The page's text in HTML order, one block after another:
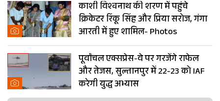
काशी विश्वनाथ की शरण में पहुंचे
क्रिकेटर रिंकू सिंह और प्रिया सरोज, गंगा
आरती में हुए शामिल- Photos
पूर्वांचल एक्सप्रेस-वे पर गरजेंगे राफेल
और तेजस, सुल्तानपुर में 22-23 को IAF
करेगी युद्ध अभ्यास